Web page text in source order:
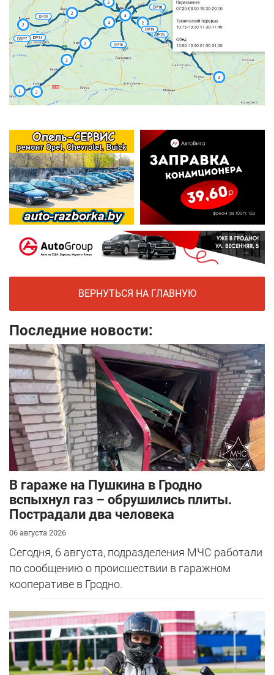
ВЕРНУТЬСЯ НА ГЛАВНУЮ
Последние новости:
В гараже на Пушкина в Гродно
вспыхнул газ – обрушились плиты.
Пострадали два человека
06 августа 2026
Сегодня, 6 августа, подразделения МЧС работали
по сообщению о происшествии в гаражном
кооперативе в Гродно.